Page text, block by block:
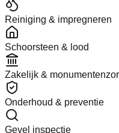
Reiniging & impregneren
Schoorsteen & lood
Zakelijk &
Onderhoud & preventie
Gevel inspectie